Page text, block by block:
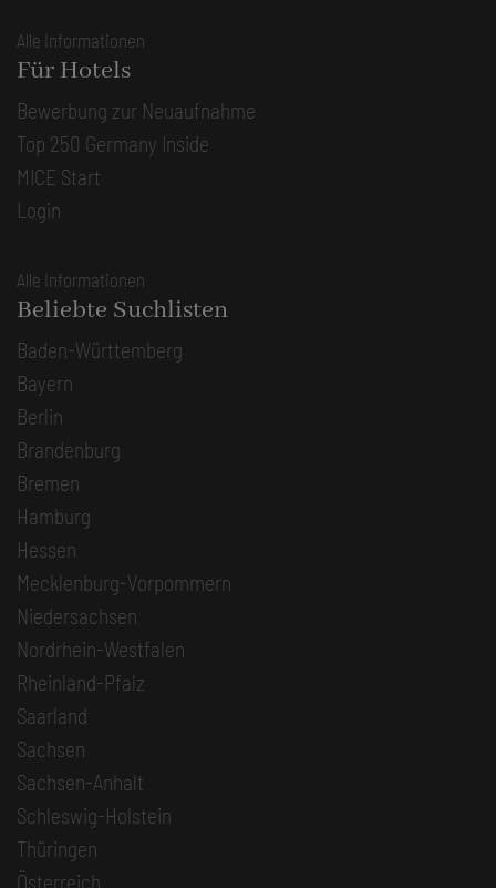
Alle Informationen
Für Hotels
Bewerbung zur Neuaufnahme
Top 250 Germany Inside
MICE Start
Login
Alle Informationen
Beliebte Suchlisten
Baden-Württemberg
Bayern
Berlin
Brandenburg
Bremen
Hamburg
Hessen
Mecklenburg-Vorpommern
Niedersachsen
Nordrhein-Westfalen
Rheinland-Pfalz
Saarland
Sachsen
Sachsen-Anhalt
Schleswig-Holstein
Thüringen
Österreich